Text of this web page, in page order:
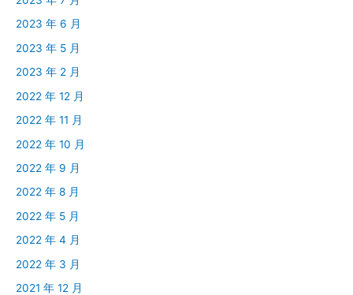
2023 年 6 月
2023 年 5 月
2023 年 2 月
2022 年 12 月
2022 年 11 月
2022 年 10 月
2022 年 9 月
2022 年 8 月
2022 年 5 月
2022 年 4 月
2022 年 3 月
2021 年 12 月